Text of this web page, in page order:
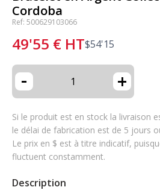
Cordoba
Ref: 500629103066
49'55 € HT$54'15
- +
Si le produit est en stock la livraison
le délai de fabrication est de 5 jours
Le prix en $ est à titre indicatif,
fluctuent constamment.
Description